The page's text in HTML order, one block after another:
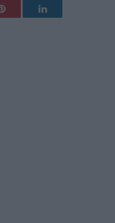
Pinterest LinkedIn